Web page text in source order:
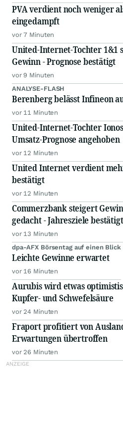
PVA verdient noch weniger
eingedampft
vor 7 Minuten
United-Internet-Tochter 1&1
Gewinn - Prognose bestätigt
vor 9 Minuten
ANALYSE-FLASH
Berenberg belässt Infineon
vor 11 Minuten
United-Internet-Tochter
Umsatz-Prognose angehoben
vor 12 Minuten
United Internet verdient
bestätigt
vor 12 Minuten
Commerzbank steigert
gedacht - Jahresziele bestätigt
vor 13 Minuten
dpa-AFX Börsentag auf einen Blick
Leichte Gewinne erwartet
vor 16 Minuten
Aurubis wird etwas
Kupfer- und Schwefelsäure
vor 24 Minuten
Fraport profitiert von
Erwartungen übertroffen
vor 26 Minuten